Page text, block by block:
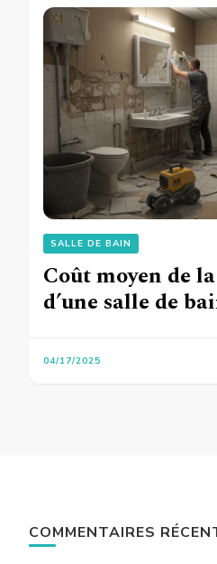
SALLE DE BAIN
Coût moyen de
d’une salle de
04/17/2025
COMMENTAIRES